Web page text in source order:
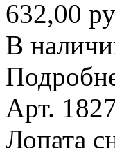
632,00
В
Арт.
Лопата